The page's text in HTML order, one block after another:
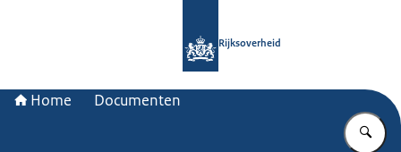
Rijksoverheid
Home Documenten